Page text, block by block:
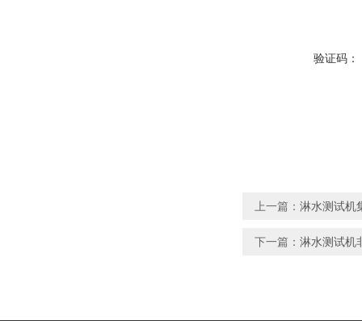
验证码：
上一篇： 淋水测试机
下一篇： 淋水测试机